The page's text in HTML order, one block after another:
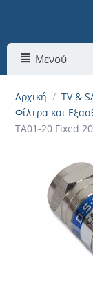
Μενού
Αρχική / TV &
Φίλτρα και
TA01-20 Fixed